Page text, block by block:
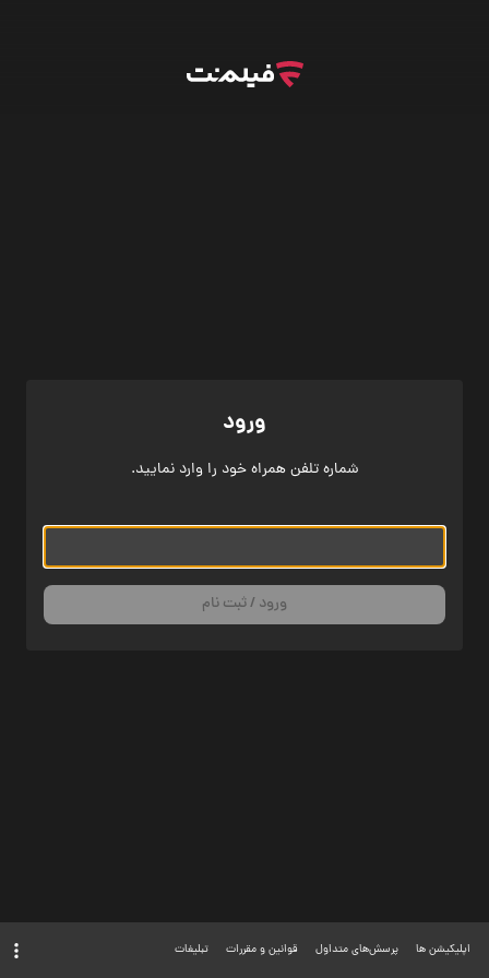
ورود
شماره تلفن همراه خود را وارد نمایید.
ورود / ثبت نام
اپلیکیشن ها پرسش‌های متداول قوانین و مقررات تبلیغات